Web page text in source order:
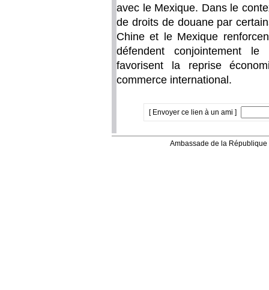
avec le Mexique. Dans le
de droits de douane par
Chine et le Mexique
défendent conjointement
favorisent la reprise
commerce international.
[ Envoyer ce lien à un ami ]
Ambassade de la